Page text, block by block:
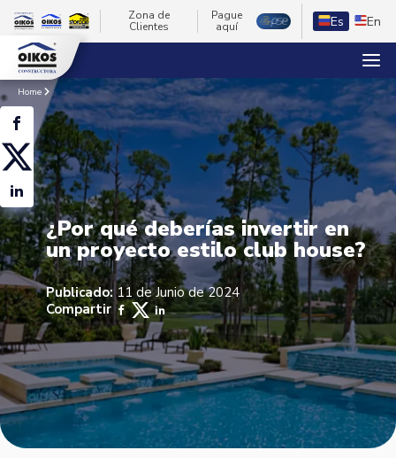
Zona de
Clientes
Pague
aquí
Es En
Home
¿Por qué deberías invertir en
un proyecto estilo club house?
Publicado: 11 de Junio de 2024
Compartir